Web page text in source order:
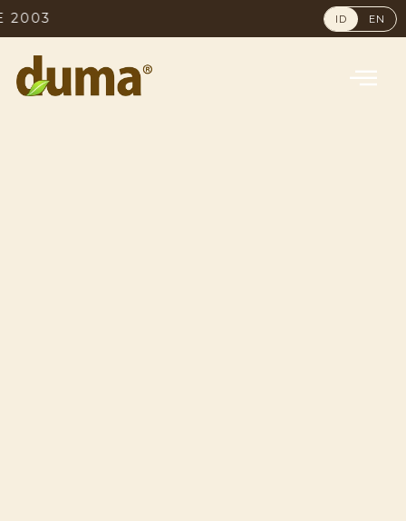
NO. 1
ID EN